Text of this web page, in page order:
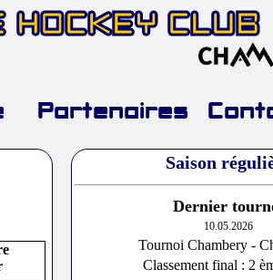
HOCKEY CLUB
Partenaires
Saison
Dernier
10.05.2026
Tournoi Chambery -
Classement final : 2